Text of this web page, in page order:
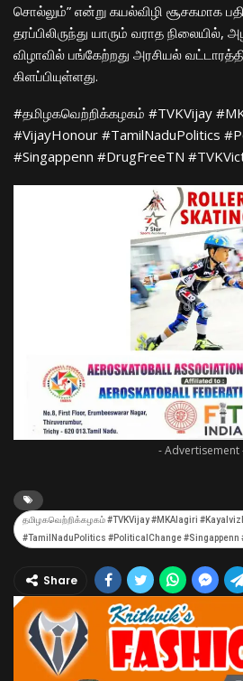
சொல்லும்” என்று கயல்விழி சூசகமாக
தரப்பிலிருந்து யாரும் வராத நிலையில்,
விழாவில் பங்கேற்றது அரசியல்
கிளப்பியுள்ளது.
​#தமிழகவெற்றிக்கழகம் #TVKVijay
#VijayHonour #TamilNaduPolitics
#Singappenn #DrugFreeTN
- Advertisement
தமிழகவெற்றிக்கழகம் #TVKVijay #MKAlagiri
#TamilNaduPolitics #PoliticalChange #Singappenn
Share